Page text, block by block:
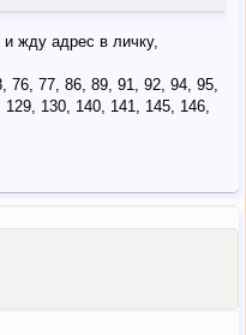
жду адрес в личку,
76, 77, 86, 89, 91, 92, 94, 95,
130, 140, 141, 145, 146,